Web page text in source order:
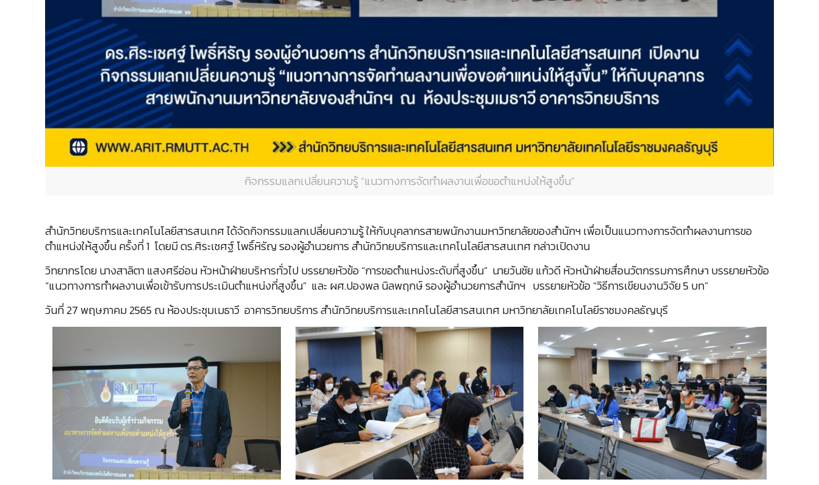
กิจกรรมแลกเปลี่ยนความรู้ “แนวทางการจัดทำผลงานเพื่อขอตำแหน่งให้สูงขึ้น”
สำนักวิทยบริการและเทคโนโลยีสารสนเทศ ได้จัดกิจกรรมแลกเปลี่ยนความรู้ ให้กับบุคลากรสายพนักงานมหาวิทยาลัยของสำนักฯ เพื่อเป็นแนวทางการจัดทำผลงานการขอ
ตำแหน่งให้สูงขึ้น ครั้งที่ 1 โดยมี ดร.ศิระเชศฐ์ โพธิ์หิรัญ รองผู้อำนวยการ สำนักวิทยบริการและเทคโนโลยีสารสนเทศ กล่าวเปิดงาน
วิทยากรโดย นางสาลิตา แสงศรีอ่อน หัวหน้าฝ่ายบริหารทั่วไป บรรยายหัวข้อ “การขอตำแหน่งระดับที่สูงขึ้น” นายวันชัย แก้วดี หัวหน้าฝ่ายสื่อนวัตกรรมการศึกษา บรรยายหัวข้อ
“แนวทางการทำผลงานเพื่อเข้ารับการประเมินตำแหน่งที่สูงขึ้น” และ ผศ.ปองพล นิลพฤกษ์ รองผู้อำนวยการสำนักฯ บรรยายหัวข้อ “วิธีการเขียนงานวิจัย 5 บท”
วันที่ 27 พฤษภาคม 2565 ณ ห้องประชุมเมธาวี อาคารวิทยบริการ สำนักวิทยบริการและเทคโนโลยีสารสนเทศ มหาวิทยาลัยเทคโนโลยีราชมงคลธัญบุรี